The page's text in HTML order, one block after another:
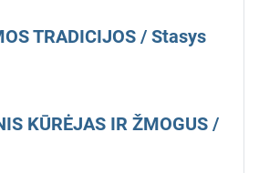
TRADICIJOS / Stasys
KŪRĖJAS IR ŽMOGUS /